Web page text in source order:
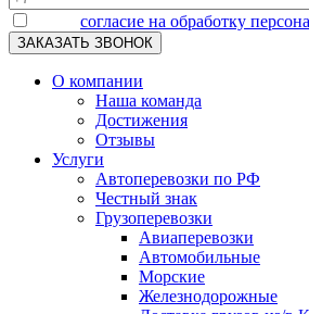
согласие на обработку
О компании
Наша команда
Достижения
Отзывы
Услуги
Автоперевозки по РФ
Честный знак
Грузоперевозки
Авиаперевозки
Автомобильные
Морские
Железнодорожные